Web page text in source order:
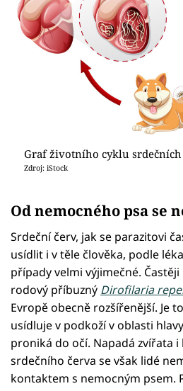
Graf životního cyklu
Zdroj: iStock
Od nemocného psa se
Srdeční červ, jak se parazitovi
usídlit i v těle člověka, podle
případy velmi výjimečné.
rodový příbuzný Dirofilaria
Evropě obecně rozšířenější. Je
usídluje v podkoží v oblasti
proniká do očí. Napadá zvířata i
srdečního červa se však lidé
kontaktem s nemocným psem.